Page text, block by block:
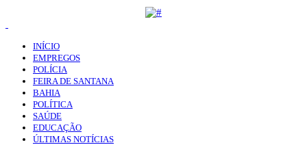
INÍCIO
EMPREGOS
POLÍCIA
FEIRA DE SANTANA
BAHIA
POLÍTICA
SAÚDE
EDUCAÇÃO
ÚLTIMAS NOTÍCIAS